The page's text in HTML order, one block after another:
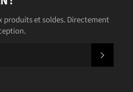
produits et soldes. Directement